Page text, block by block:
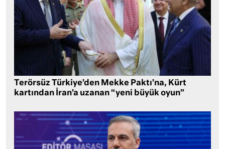
Terörsüz Türkiye’den Mekke Paktı’na, Kürt
kartından İran’a uzanan “yeni büyük oyun”